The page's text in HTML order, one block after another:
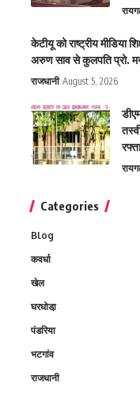
केटीयू को राष्ट्रीय मीडिया
अरुण साव से कुलपति प्रो.
राजधानी August 5, 2026
Categories
Blog
कवर्धा
खेल
घरघोडा़
पंडरिया
भटगांव
राजधानी